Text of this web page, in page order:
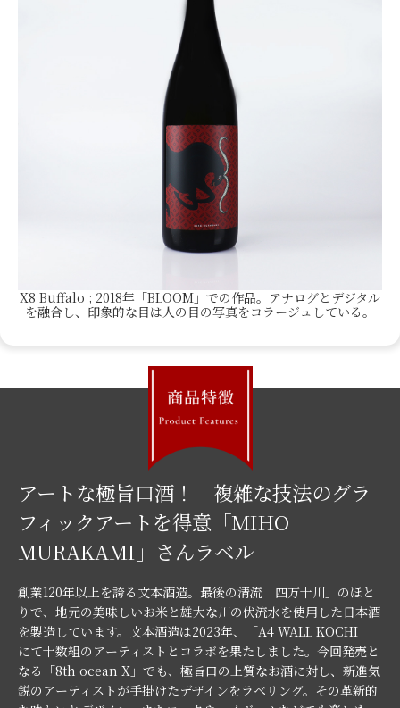
X8 Buffalo ; 2018年「BLOOM」での作品。アナログとデジタル
を融合し、印象的な目は人の目の写真をコラージュしている。
アートな極旨口酒！ 複雑な技法のグラ
フィックアートを得意「MIHO
MURAKAMI」さんラベル
創業120年以上を誇る文本酒造。最後の清流「四万十川」のほと
りで、地元の美味しいお米と雄大な川の伏流水を使用した日本酒
を製造しています。文本酒造は2023年、「A4 WALL KOCHI」
にて十数組のアーティストとコラボを果たしました。今回発売と
なる「8th ocean X」でも、極旨口の上質なお酒に対し、新進気
鋭のアーティストが手掛けたデザインをラベリング。その革新的